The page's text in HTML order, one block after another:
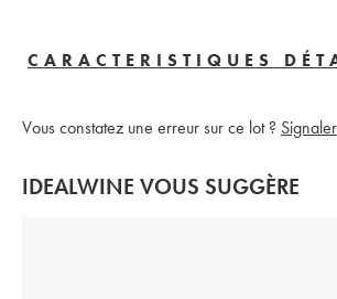
CARACTERISTIQUES
Vous constatez une erreur sur ce lot ? Signaler
IDEALWINE VOUS SUGGÈRE